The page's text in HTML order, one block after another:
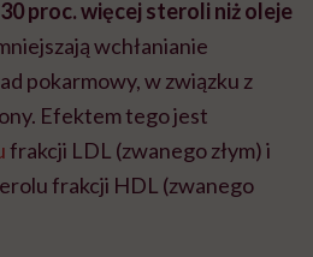
proc. więcej steroli niż oleje
wchłanianie
pokarmowy, w związku z
Efektem tego jest
frakcji LDL (zwanego złym) i
frakcji HDL (zwanego